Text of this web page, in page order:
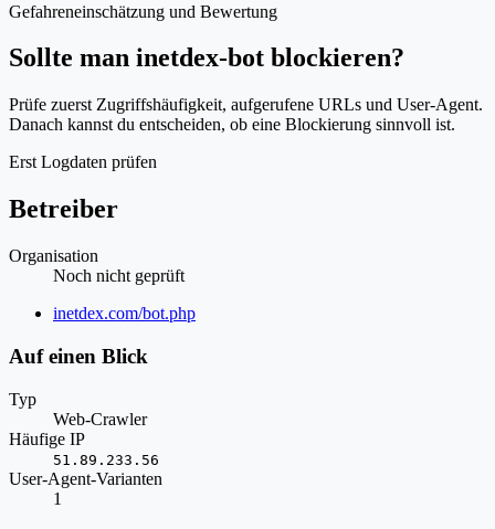
Gefahreneinschätzung und Bewertung
Sollte man inetdex-bot blockieren?
Prüfe zuerst Zugriffshäufigkeit, aufgerufene URLs und User-Agent.
Danach kannst du entscheiden, ob eine Blockierung sinnvoll ist.
Erst Logdaten prüfen
Betreiber
Organisation
Noch nicht geprüft
Website
inetdex.com/bot.php
Auf einen Blick
Typ
Web-Crawler
Häufige IP
51.89.233.56
User-Agent-Varianten
1